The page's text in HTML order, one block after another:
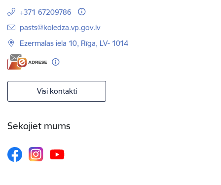
+371 67209786
E-pasts:
pasts@koledza.vp.gov.lv
Ezermalas iela 10, Rīga, LV- 1014
Visi kontakti
Sekojiet mums